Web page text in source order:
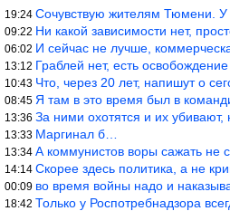
19:24 Сочувствую жителям Тюмени. У нас
09:22 Ни какой зависимости нет, просто в
06:02 И сейчас не лучше,
13:12 Граблей нет, есть освобождение от
10:43 Что, через 20 лет, напишут о
08:45 Я там в это время был в
13:36 За ними охотятся и их
13:33 Маргинал б…
13:34 А коммунистов воры сажать не
14:14 Скорее здесь политика, а не
00:09 во время войны надо и наказывать
18:42 Только у Роспотребнадзора всегда